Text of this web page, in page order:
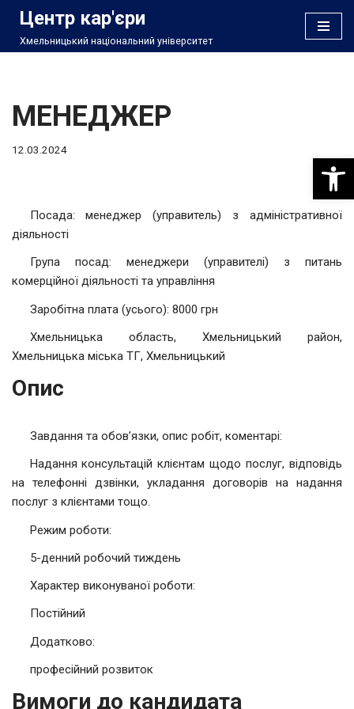
Перейти
Центр кар'єри
Хмельницький національний університет
МЕНЕДЖЕР
12.03.2024
Посада: менеджер (управитель) з адміністративної
діяльності
Група посад: менеджери (управителі) з питань
комерційної діяльності та управління
Заробітна плата (усього): 8000 грн
Хмельницька область, Хмельницький район,
Хмельницька міська ТГ, Хмельницький
Опис
Завдання та обов’язки, опис робіт, коментарі:
Надання консультацій клієнтам щодо послуг, відповідь
на телефонні дзвінки, укладання договорів на надання
послуг з клієнтами тощо.
Режим роботи:
5-денний робочий тиждень
Характер виконуваної роботи:
Постійний
Додатково:
професійний розвиток
Вимоги до кандидата